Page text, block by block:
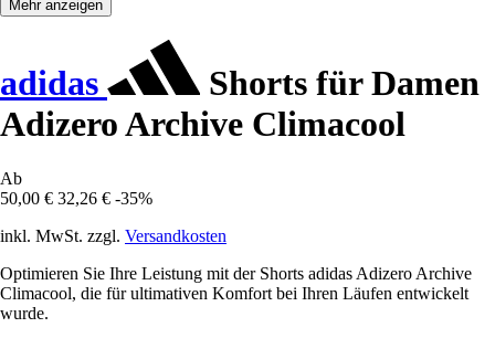
Mehr anzeigen
adidas
Shorts für Damen
Adizero Archive Climacool
Ab
50,00 € 32,26 € -35%
inkl. MwSt. zzgl. Versandkosten
Optimieren Sie Ihre Leistung mit der Shorts adidas Adizero Archive
Climacool, die für ultimativen Komfort bei Ihren Läufen entwickelt
wurde.